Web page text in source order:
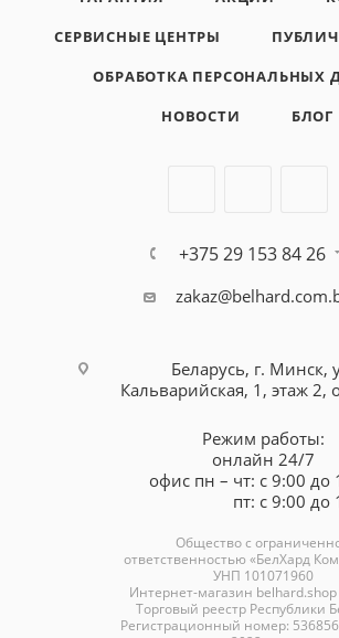
СЕРВИСНЫЕ ЦЕНТРЫ
ОБРАБОТКА ПЕРСОНАЛЬНЫХ
НОВОСТИ
БЛОГ
+375 29 153 84 26
Беларусь, г. Минск,
Кальварийская, 1, этаж 2,
Режим работы:
онлайн 24/7
офис пн – чт: с 9:00 до
пт: с 9:00 до
Общество с
ответственностью «БелХард
УНП 101071960
Интернет-магазин belhard.shop
Торговый реестр Республики
Регистрационный номер: